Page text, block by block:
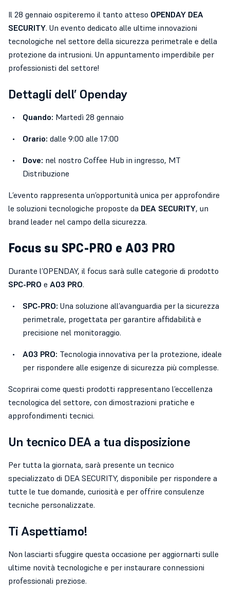
Il 28 gennaio ospiteremo il tanto atteso OPENDAY DEA
SECURITY. Un evento dedicato alle ultime innovazioni
tecnologiche nel settore della sicurezza perimetrale e della
protezione da intrusioni. Un appuntamento imperdibile per
professionisti del settore!
Dettagli dell’ Openday
Quando: Martedì 28 gennaio
Orario: dalle 9:00 alle 17:00
Dove: nel nostro Coffee Hub in ingresso, MT
Distribuzione
L’evento rappresenta un’opportunità unica per approfondire
le soluzioni tecnologiche proposte da DEA SECURITY, un
brand leader nel campo della sicurezza.
Focus su SPC-PRO e A03 PRO
Durante l’OPENDAY, il focus sarà sulle categorie di prodotto
SPC-PRO e A03 PRO.
SPC-PRO: Una soluzione all’avanguardia per la sicurezza
perimetrale, progettata per garantire affidabilità e
precisione nel monitoraggio.
A03 PRO: Tecnologia innovativa per la protezione, ideale
per rispondere alle esigenze di sicurezza più complesse.
Scoprirai come questi prodotti rappresentano l’eccellenza
tecnologica del settore, con dimostrazioni pratiche e
approfondimenti tecnici.
Un tecnico DEA a tua disposizione
Per tutta la giornata, sarà presente un tecnico
specializzato di DEA SECURITY, disponibile per rispondere a
tutte le tue domande, curiosità e per offrire consulenze
tecniche personalizzate.
Ti Aspettiamo!
Non lasciarti sfuggire questa occasione per aggiornarti sulle
ultime novità tecnologiche e per instaurare connessioni
professionali preziose.